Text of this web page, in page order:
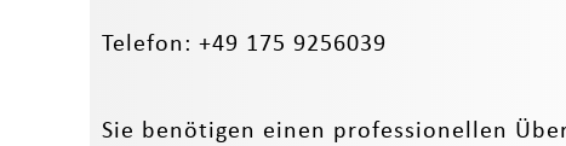
Telefon: +49 175 9256039
Sie benötigen einen professionellen